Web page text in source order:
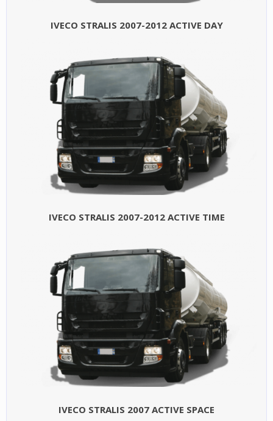
IVECO STRALIS 2007-2012 ACTIVE DAY
IVECO STRALIS 2007-2012 ACTIVE TIME
IVECO STRALIS 2007 ACTIVE SPACE